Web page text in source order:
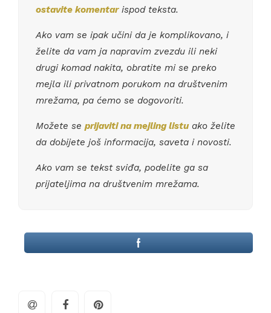
ostavite komentarispod teksta.
Ako vam se ipak učini da je komplikovano, i
želite da vam ja napravim zvezdu ili neki
drugi komad nakita, obratite mi se preko
mejla ili privatnom porukom na društvenim
mrežama, pa ćemo se dogovoriti.
Možete se prijaviti na mejling listuako želite
da dobijete još informacija, saveta i novosti.
Ako vam se tekst sviđa, podelite ga sa
prijateljima na društvenim mrežama.